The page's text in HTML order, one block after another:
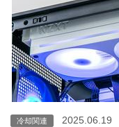
冷却関連 2025.06.19